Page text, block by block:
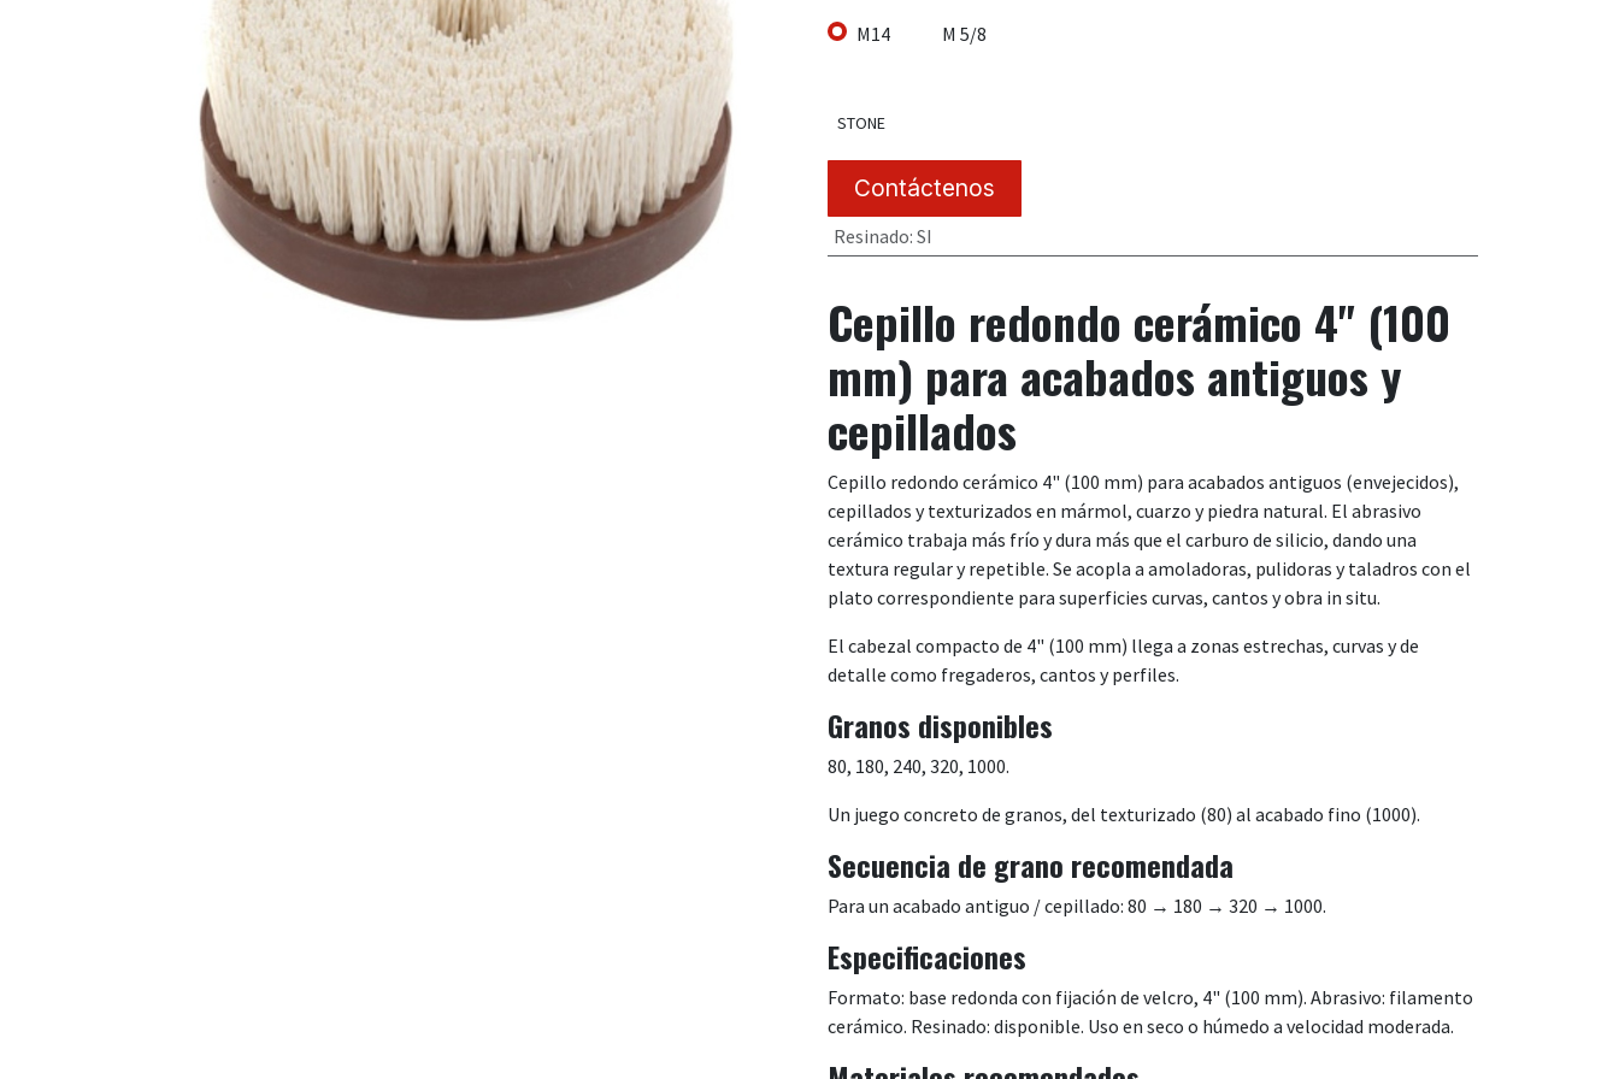
M14 M 5/8
STONE
Contáctenos
Resinado: SI
Cepillo redondo cerámico 4" (100
mm) para acabados antiguos y
cepillados
Cepillo redondo cerámico 4" (100 mm) para acabados antiguos (envejecidos),
cepillados y texturizados en mármol, cuarzo y piedra natural. El abrasivo
cerámico trabaja más frío y dura más que el carburo de silicio, dando una
textura regular y repetible. Se acopla a amoladoras, pulidoras y taladros con el
plato correspondiente para superficies curvas, cantos y obra in situ.
El cabezal compacto de 4" (100 mm) llega a zonas estrechas, curvas y de
detalle como fregaderos, cantos y perfiles.
Granos disponibles
80, 180, 240, 320, 1000.
Un juego concreto de granos, del texturizado (80) al acabado fino (1000).
Secuencia de grano recomendada
Para un acabado antiguo / cepillado: 80 → 180 → 320 → 1000.
Especificaciones
Formato: base redonda con fijación de velcro, 4" (100 mm). Abrasivo: filamento
cerámico. Resinado: disponible. Uso en seco o húmedo a velocidad moderada.